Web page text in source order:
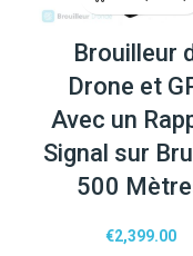
Brouilleur
Drone et
Avec un
Signal sur
500
€2,399.00